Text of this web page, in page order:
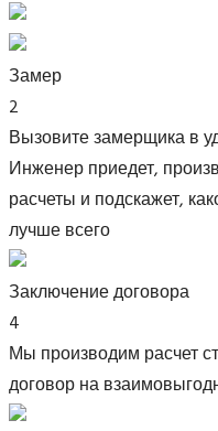
Замер
2
Вызовите замерщика в
Инженер приедет,
расчеты и подскажет,
лучше всего
Заключение договора
4
Мы производим расчет
договор на